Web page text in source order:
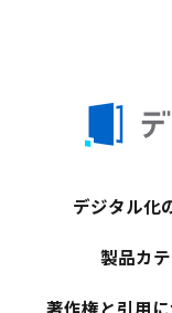
デジタル化
製品カ
著作権と引用